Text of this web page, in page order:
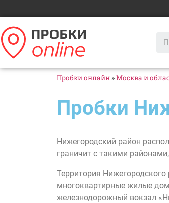
Пробки онлайн »Москва и
Пробки
Нижегородский район
граничит с такими
Территория
многоквартирные жилые
железнодорожный вокзал